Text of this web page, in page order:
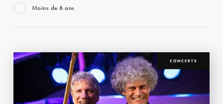
Moins de 6 ans
CONCERTS